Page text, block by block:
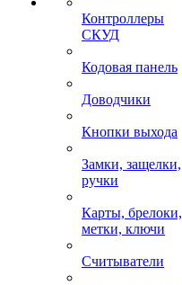
Контроллеры
СКУД
Кодовая панель
Доводчики
Кнопки выхода
Замки, защелки,
ручки
Карты, брелоки,
метки, ключи
Считыватели